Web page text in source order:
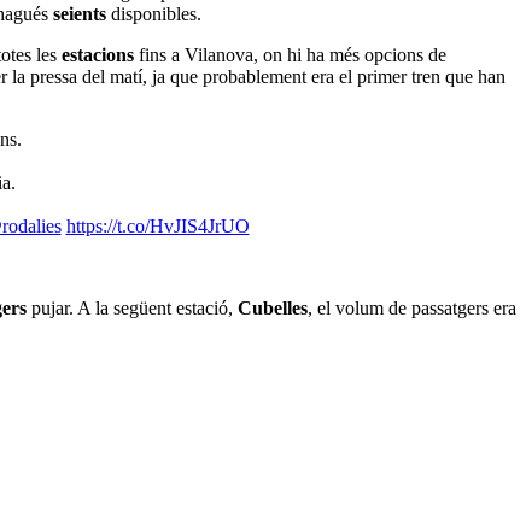
seients disponibles.
les estacions fins a Vilanova, on hi ha més opcions de
pressa del matí, ja que probablement era el primer tren que han
https://t.co/HvJIS4JrUO
pujar. A la següent estació, Cubelles, el volum de passatgers era